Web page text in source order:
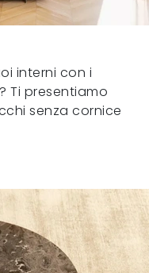
interni con i
Ti presentiamo
senza cornice